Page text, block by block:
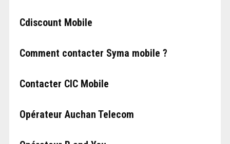
Cdiscount Mobile
Comment contacter Syma mobile ?
Contacter CIC Mobile
Opérateur Auchan Telecom